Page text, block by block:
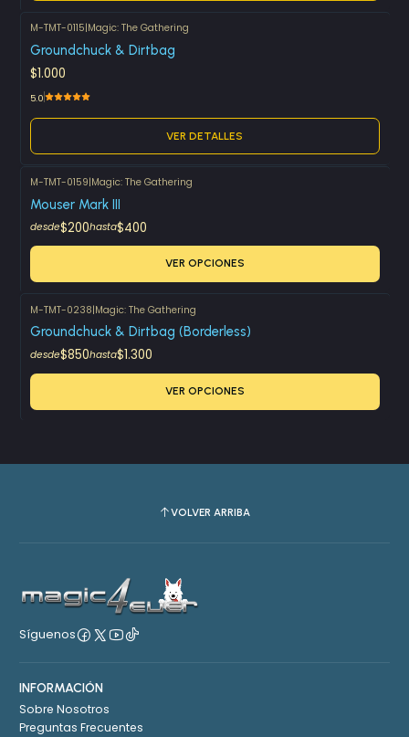
Agotado
M-TMT-0115|Magic: The Gathering
Groundchuck & Dirtbag
$1.000
5.0
VER DETALLES
M-TMT-0159|Magic: The Gathering
Mouser Mark III
desde$200hasta$400
VER OPCIONES
M-TMT-0238|Magic: The Gathering
Groundchuck & Dirtbag (Borderless)
desde$850hasta$1.300
VER OPCIONES
VOLVER ARRIBA
Síguenos
INFORMACIÓN
Sobre Nosotros
Preguntas Frecuentes